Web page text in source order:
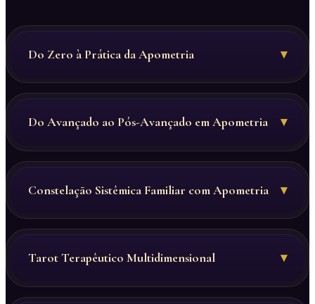
Do Zero à Prática da Apometria ▾
Do Avançado ao Pós-Avançado em Apometria ▾
Constelação Sistêmica Familiar com Apometria ▾
Tarot Terapêutico Multidimensional ▾